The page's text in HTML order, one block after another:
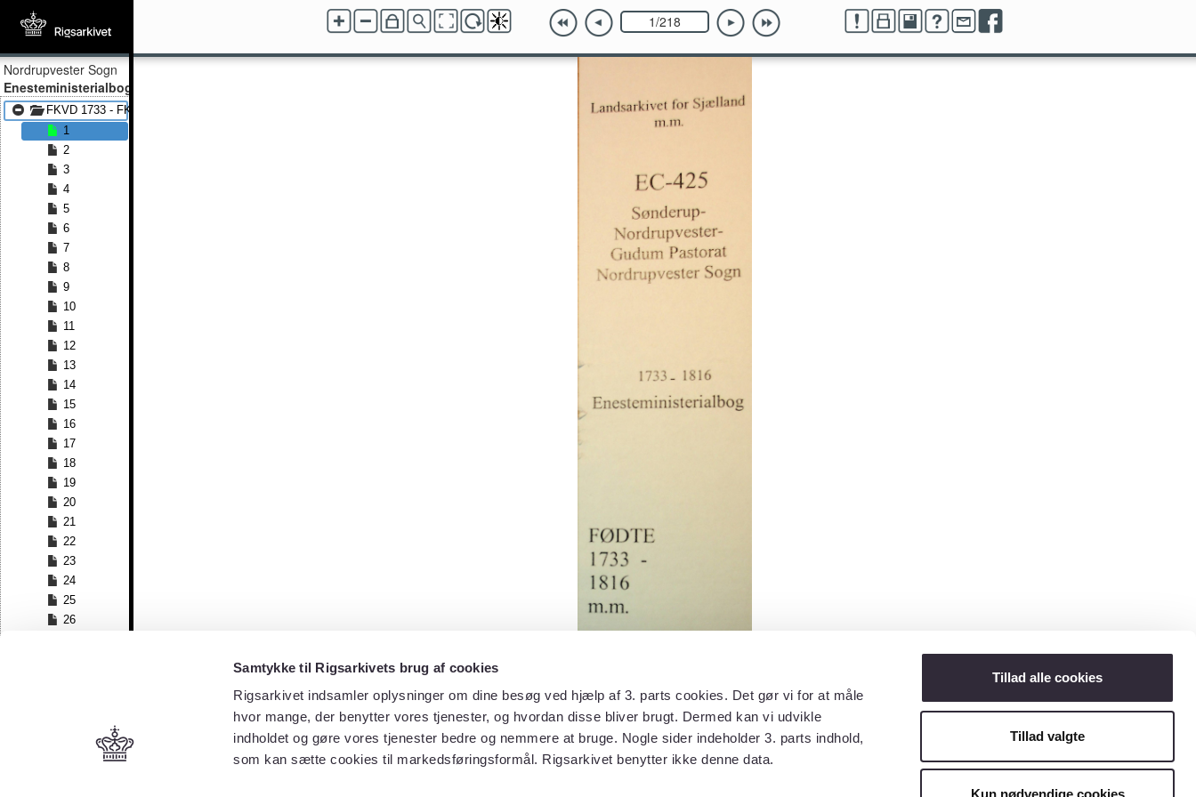
Samtykke til Rigsarkivets brug af cookies
Rigsarkivet indsamler oplysninger om dine besøg ved hjælp af 3. parts cookies. Det gør vi for at måle
hvor mange, der benytter vores tjenester, og hvordan disse bliver brugt. Dermed kan vi udvikle
indholdet og gøre vores tjenester bedre og nemmere at bruge. Nogle sider indeholder 3. parts indhold,
som kan sætte cookies til markedsføringsformål. Rigsarkivet benytter ikke denne data.
Tillad alle cookies
Tillad valgte
Kun nødvendige cookies
Nordrupvester Sogn
Enesteministerialbog
FKVD 1733 - FKVD 1816
1
2
3
4
5
6
7
8
9
10
11
12
13
14
15
16
17
18
19
20
21
22
23
24
25
26